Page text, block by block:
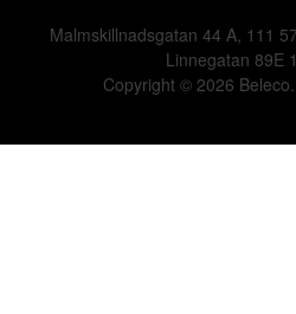
Malmskillnadsgatan 44 A, 111
Linnegatan 89E
Copyright © 2026